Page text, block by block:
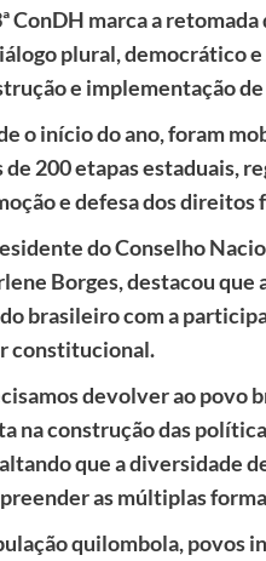
ConDH marca a
plural, democrático
e implementação
o início do ano, foram
de 200 etapas estaduais,
e defesa dos direitos
do Conselho
Borges, destacou
brasileiro com a
constitucional.
devolver ao povo
na construção das
que a diversidade
as múltiplas
quilombola, povos